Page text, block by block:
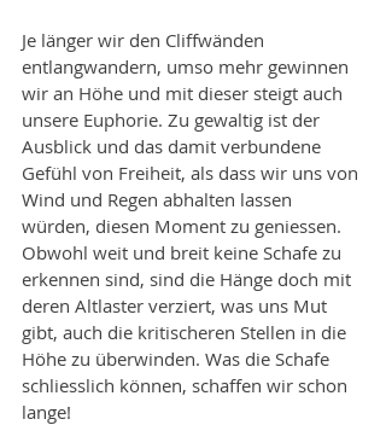
Je länger wir den Cliffwänden
entlangwandern, umso mehr gewinnen
wir an Höhe und mit dieser steigt auch
unsere Euphorie. Zu gewaltig ist der
Ausblick und das damit verbundene
Gefühl von Freiheit, als dass wir uns von
Wind und Regen abhalten lassen
würden, diesen Moment zu geniessen.
Obwohl weit und breit keine Schafe zu
erkennen sind, sind die Hänge doch mit
deren Altlaster verziert, was uns Mut
gibt, auch die kritischeren Stellen in die
Höhe zu überwinden. Was die Schafe
schliesslich können, schaffen wir schon
lange!